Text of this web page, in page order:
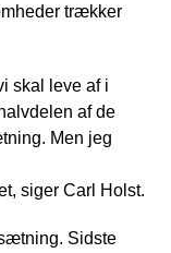
trækker
skal leve af i
af de
Men jeg
siger Carl Holst.
Sidste